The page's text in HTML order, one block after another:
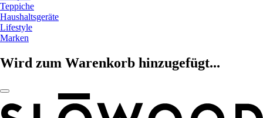
Teppiche
Haushaltsgeräte
Lifestyle
Marken
Wird zum Warenkorb hinzugefügt...